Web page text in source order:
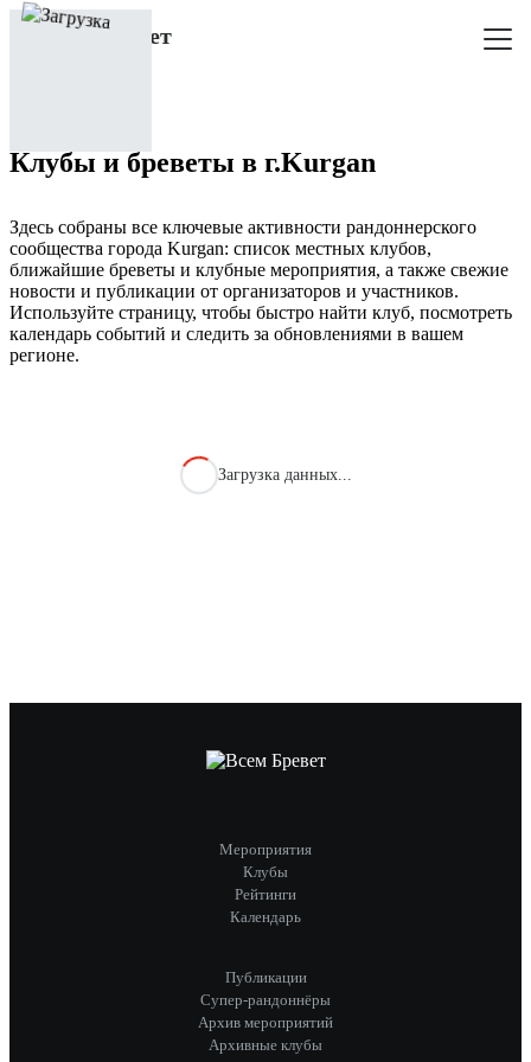
Клубы и бреветы в г.Kurgan
Здесь собраны все ключевые активности рандоннерского
сообщества города Kurgan: список местных клубов,
ближайшие бреветы и клубные мероприятия, а также свежие
новости и публикации от организаторов и участников.
Используйте страницу, чтобы быстро найти клуб, посмотреть
календарь событий и следить за обновлениями в вашем
регионе.
Загрузка данных...
Мероприятия
Клубы
Рейтинги
Календарь
Публикации
Супер-рандоннёры
Архив мероприятий
Архивные клубы